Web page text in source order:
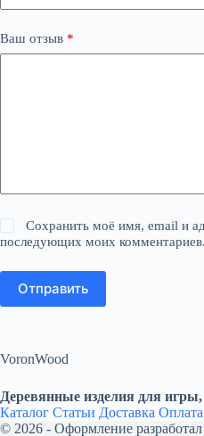
Ваш отзыв *
Сохранить моё имя, email и
последующих моих комментариев.
Отправить
VoronWood
Деревянные изделия для
Каталог Статьи Доставка Оплата
© 2026 - Оформление разработал